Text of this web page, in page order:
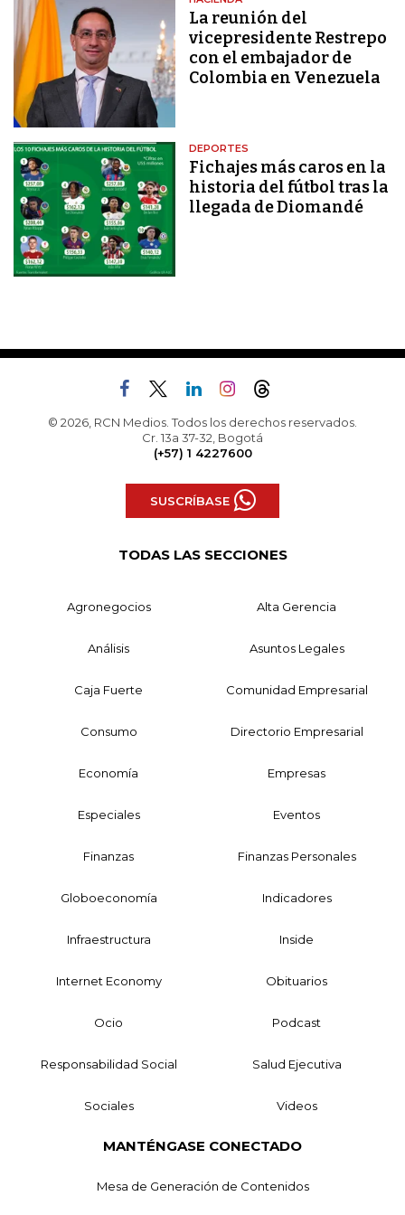
La reunión del
vicepresidente Restrepo
con el embajador de
Colombia en Venezuela
DEPORTES
Fichajes más caros en la
historia del fútbol tras la
llegada de Diomandé
© 2026, RCN Medios. Todos los derechos reservados.
Cr. 13a 37-32, Bogotá
(+57) 1 4227600
SUSCRÍBASE
TODAS LAS SECCIONES
Agronegocios Alta Gerencia
Análisis Asuntos Legales
Caja Fuerte Comunidad Empresarial
Consumo Directorio Empresarial
Economía Empresas
Especiales Eventos
Finanzas Finanzas Personales
Globoeconomía Indicadores
Infraestructura Inside
Internet Economy Obituarios
Ocio Podcast
Responsabilidad Social Salud Ejecutiva
Sociales Videos
MANTÉNGASE CONECTADO
Mesa de Generación de Contenidos